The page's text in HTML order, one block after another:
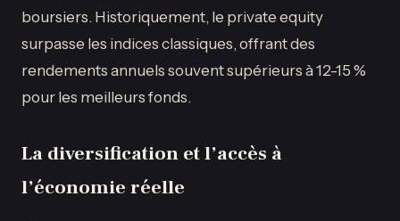
boursiers. Historiquement, le private equity
surpasse les indices classiques, offrant des
rendements annuels souvent supérieurs à 12-15 %
pour les meilleurs fonds.
La diversification et l’accès à
l’économie réelle